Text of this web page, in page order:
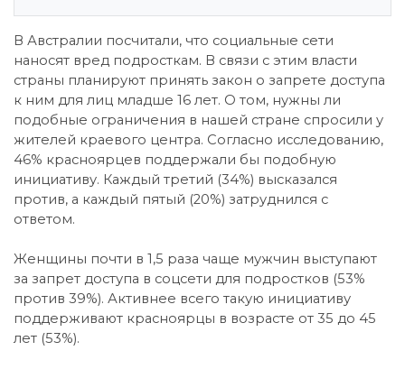
В Австралии посчитали, что социальные сети
наносят вред подросткам. В связи с этим власти
страны планируют принять закон о запрете доступа
к ним для лиц младше 16 лет. О том, нужны ли
подобные ограничения в нашей стране спросили у
жителей краевого центра. Согласно исследованию,
46% красноярцев поддержали бы подобную
инициативу. Каждый третий (34%) высказался
против, а каждый пятый (20%) затруднился с
ответом.
Женщины почти в 1,5 раза чаще мужчин выступают
за запрет доступа в соцсети для подростков (53%
против 39%). Активнее всего такую инициативу
поддерживают красноярцы в возрасте от 35 до 45
лет (53%).